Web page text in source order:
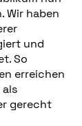
Wir haben
und
So
erreichen
gerecht